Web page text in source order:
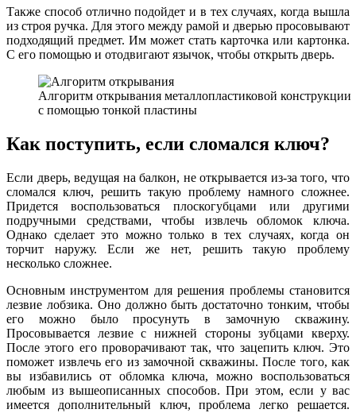
Также способ отлично подойдет и в тех случаях, когда вышла
из строя ручка. Для этого между рамой и дверью просовывают
подходящий предмет. Им может стать карточка или картонка.
С его помощью и отодвигают язычок, чтобы открыть дверь.
Алгоритм открывания металлопластиковой конструкции
с помощью тонкой пластины
Как поступить, если сломался ключ?
Если дверь, ведущая на балкон, не открывается из-за того, что
сломался ключ, решить такую проблему намного сложнее.
Придется воспользоваться плоскогубцами или другими
подручными средствами, чтобы извлечь обломок ключа.
Однако сделает это можно только в тех случаях, когда он
торчит наружу. Если же нет, решить такую проблему
несколько сложнее.
Основным инструментом для решения проблемы становится
лезвие лобзика. Оно должно быть достаточно тонким, чтобы
его можно было просунуть в замочную скважину.
Просовывается лезвие с нижней стороны зубцами кверху.
После этого его проворачивают так, что зацепить ключ. Это
поможет извлечь его из замочной скважины. После того, как
вы избавились от обломка ключа, можно воспользоваться
любым из вышеописанных способов. При этом, если у вас
имеется дополнительный ключ, проблема легко решается.